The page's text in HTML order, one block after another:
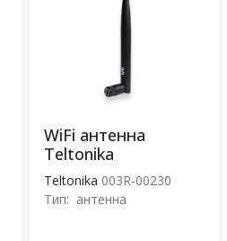
WiFi антенна
Teltonika
Teltonika 003R-00230
Тип: антенна